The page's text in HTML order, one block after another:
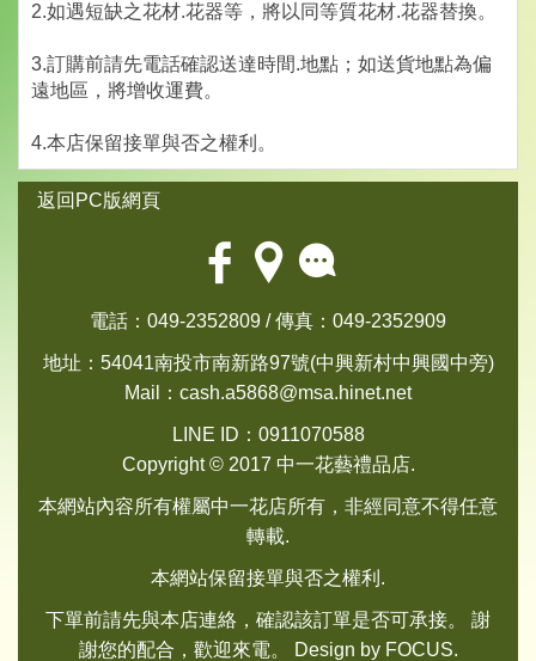
2.如遇短缺之花材.花器等，將以同等質花材.花器替換。
3.訂購前請先電話確認送達時間.地點；如送貨地點為偏
遠地區，將增收運費。
4.本店保留接單與否之權利。
返回PC版網頁
電話：049-2352809 / 傳真：049-2352909
地址：54041南投市南新路97號(中興新村中興國中旁)
Mail： cash.a5868@msa.hinet.net
LINE ID：0911070588
Copyright © 2017 中一花藝禮品店.
本網站內容所有權屬中一花店所有，非經同意不得任意
轉載.
本網站保留接單與否之權利.
下單前請先與本店連絡，確認該訂單是否可承接。 謝
謝您的配合，歡迎來電。 Design by FOCUS.